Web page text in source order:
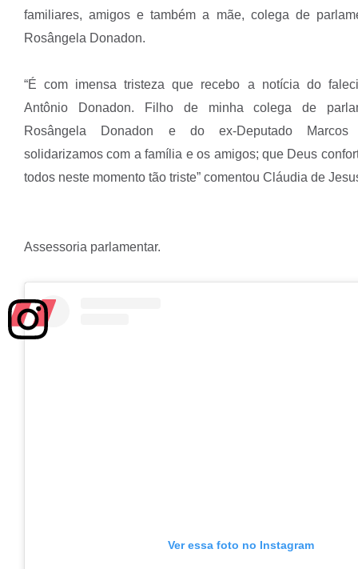
familiares, amigos e também a mãe, colega de
Rosângela Donadon.
“É com imensa tristeza que recebo a notícia do
Antônio Donadon. Filho de minha colega de
Rosângela Donadon e do ex-Deputado Marcos
solidarizamos com a família e os amigos; que Deus
todos neste momento tão triste” comentou Cláudia de
Assessoria parlamentar.
Ver essa foto no Instagram